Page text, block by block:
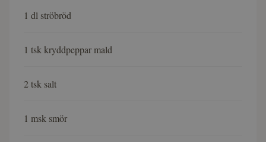
1 dl ströbröd
1 tsk kryddpeppar mald
2 tsk salt
1 msk smör